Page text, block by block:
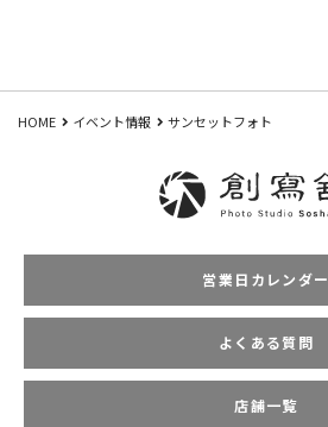
HOME イベント情報 サンセットフォト
営業日カレンダー
よくある質問
店舗一覧